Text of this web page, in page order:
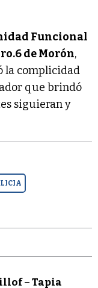
Funcional
de Morón,
la complicidad
que brindó
siguieran y
– Tapia